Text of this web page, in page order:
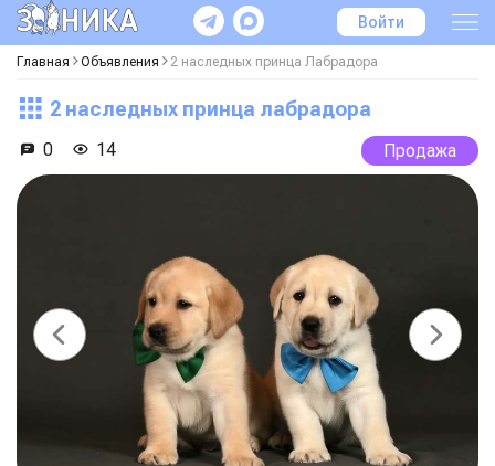
Войти
Главная Объявления 2 наследных принца Лабрадора
2 наследных принца лабрадора
0 14 Продажа